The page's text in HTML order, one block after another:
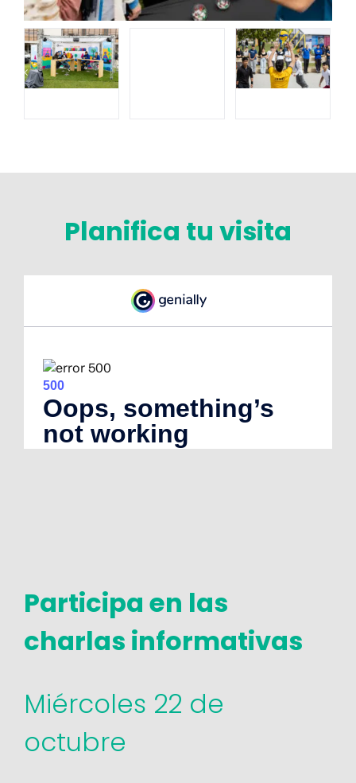
Planifica tu visita
Participa en las
charlas informativas
Miércoles 22 de
octubre